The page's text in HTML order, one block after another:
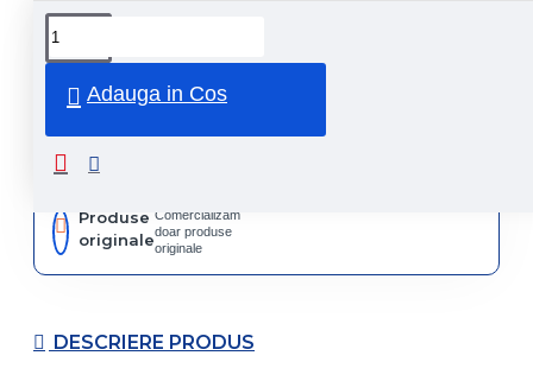
Adauga in Cos
curier
Produse
originale
Comercializam
doar produse
originale
DESCRIERE PRODUS